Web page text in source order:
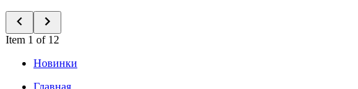
Item 1 of 12
Новинки
Главная